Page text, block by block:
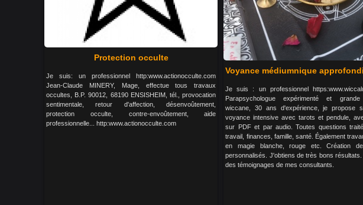
Protection occulte
Je suis: un professionnel http:www.actionocculte.com
Jean-Claude MINERY, Mage, effectue tous travaux
occultes, B.P. 90012, 68190 ENSISHEIM, tél., provocation
sentimentale, retour d'affection, désenvoûtement,
protection occulte, contre-envoûtement, aide
professionnelle... http:www.actionocculte.com
Voyance médiumnique
Je suis : un professionnel
Parapsychologue expérimenté et
wiccane, 30 ans d'expérience, je propose
voyance intensive avec tarots et pendule,
sur PDF et par audio. Toutes questions
travail, finances, famille, santé. Également
en magie blanche, rouge etc. Création
personnalisés. J'obtiens de très bons
des témoignages de mes consultants.